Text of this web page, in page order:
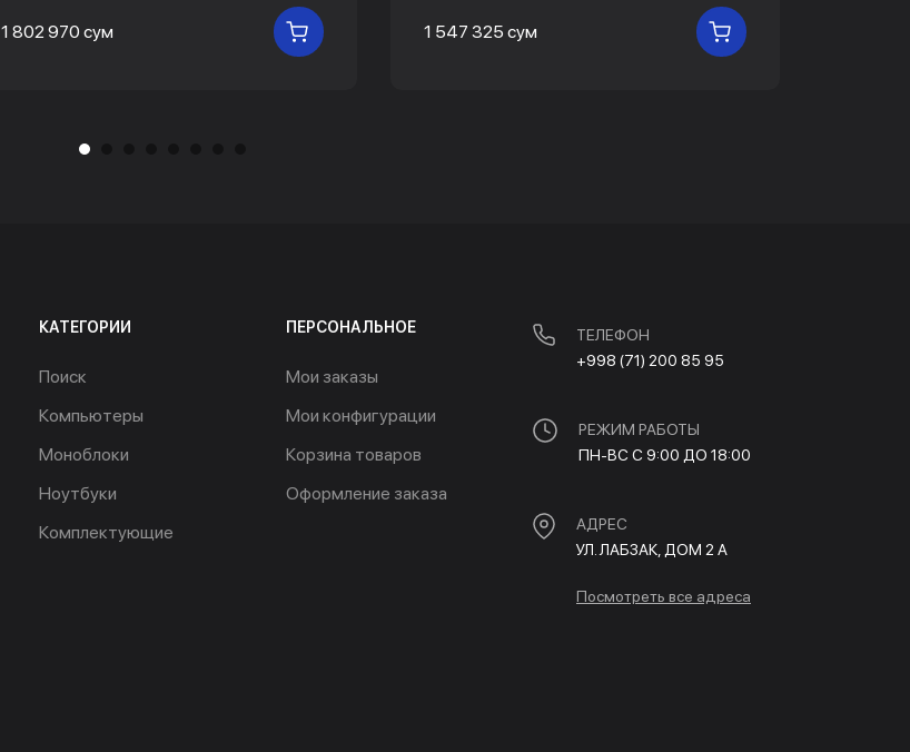
1 802 970 сум В КОРЗИНУ 1 547 325 сум В КОРЗИНУ
КАТЕГОРИИ
Поиск
Компьютеры
Моноблоки
Ноутбуки
Комплектующие
ПЕРСОНАЛЬНОЕ
Мои заказы
Мои конфигурации
Корзина товаров
Оформление заказа
ТЕЛЕФОН
+998 (71) 200 85 95
РЕЖИМ РАБОТЫ
ПН-ВС С 9:00 ДО 18:00
АДРЕС
УЛ. ЛАБЗАК, ДОМ 2 A
Посмотреть все адреса